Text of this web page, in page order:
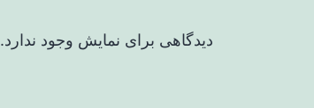
دیدگاهی برای نمایش وجود ندارد.